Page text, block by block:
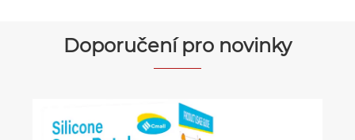
Doporučení pro novinky